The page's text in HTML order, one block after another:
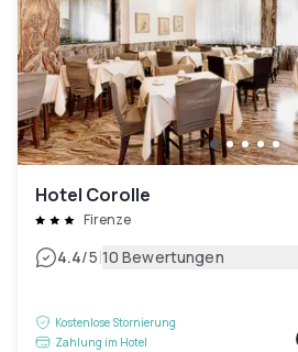
Hotel Corolle
Firenze
4.4/5|10 Bewertungen
Kostenlose Stornierung
Zahlung im Hotel